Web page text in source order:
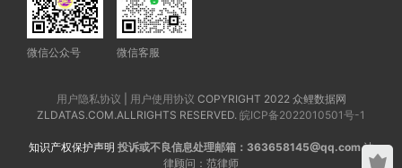
微信公众号 微信客服
用户隐私协议 用户使用协议 COPYRIGHT 2022 众鲤数据网
ZLDATAS.COM.ALLRIGHTS RESERVED. 皖ICP备2022010501号-1
知识产权保护声明 投诉或不良信息处理邮箱：363658145@qq.com法
律顾问：范律师